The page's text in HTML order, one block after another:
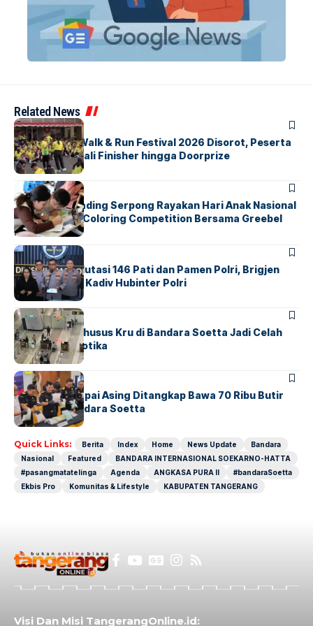
Related News
BERITAINDEX
Tangsel Fun Walk & Run Festival 2026 Disorot, Peserta
Keluhkan Medali Finisher hingga Doorprize
BERITAINDEX
Atria Hotel Gading Serpong Rayakan Hari Anak Nasional
Lewat Family Coloring Competition Bersama Greebel
Indonesia
BERITA
Mabes Polri Mutasi 146 Pati dan Pamen Polri, Brigjen
Untung Jabat Kadiv Hubinter Polri
BANDARABERITA
Ketika Jalur Khusus Kru di Bandara Soetta Jadi Celah
Sindikat Narkotika
BANDARA BERITA
Kopilot Maskapai Asing Ditangkap Bawa 70 Ribu Butir
Ekstasi di Bandara Soetta
Quick Links: Berita Index Home News Update
Bandara
Nasional
Featured
BANDARA INTERNASIONAL SOEKARNO-HATTA
#pasangmatatelinga
Agenda ANGKASA PURA II
#bandaraSoetta
Ekbis Pro
Komunitas & Lifestyle KABUPATEN TANGERANG
Visi Dan Misi TangerangOnline.id: